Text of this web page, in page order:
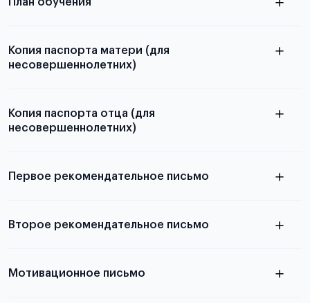
Копия паспорта матери (для
несовершеннолетних)
Копия паспорта отца (для
несовершеннолетних)
выезда
Первое рекомендательное письмо
письма
Второе рекомендательное письмо
Мотивационное письмо